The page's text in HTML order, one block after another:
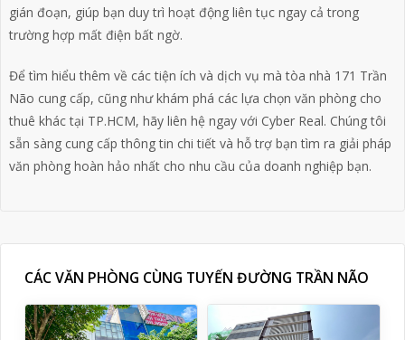
gián đoạn, giúp bạn duy trì hoạt động liên tục ngay cả trong
trường hợp mất điện bất ngờ.
Để tìm hiểu thêm về các tiện ích và dịch vụ mà tòa nhà 171 Trần
Não cung cấp, cũng như khám phá các lựa chọn văn phòng cho
thuê khác tại TP.HCM, hãy liên hệ ngay với Cyber Real. Chúng tôi
sẵn sàng cung cấp thông tin chi tiết và hỗ trợ bạn tìm ra giải pháp
văn phòng hoàn hảo nhất cho nhu cầu của doanh nghiệp bạn.
CÁC VĂN PHÒNG CÙNG TUYẾN ĐƯỜNG TRẦN NÃO